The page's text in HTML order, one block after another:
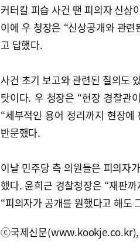
커터칼 피습 사건 땐 피의자 신상
이에 우 청장은 “신상공개와 관
고 답했다.
사건 초기 보고와 관련된 질의도
탓이다. 우 청장은 “현장 경찰관
“세부적인 용어 정리까지 현장
반문했다.
이날 민주당 측 의원들은 피의자
했다. 윤희근 경찰청장은 “재판
“피의자가 공개를 원했다고 해도
ⓒ국제신문(www.kookje.co.kr),